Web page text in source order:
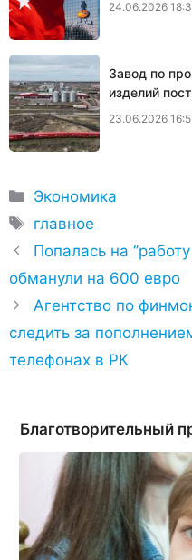
24.06.2026
Завод по
изделий
23.06.2026
Рубрики
Экономика
Метки
главное
Попалась на
обманули на 600 евро
Агентство по
следить за
телефонах в РК
Благотворительный